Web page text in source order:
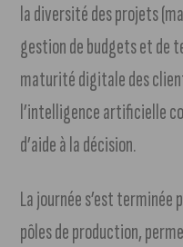
la diversité des projets
gestion de budgets et de
maturité digitale des
l’intelligence artificielle
d’aide à la décision.
La journée s’est terminée
pôles de production,